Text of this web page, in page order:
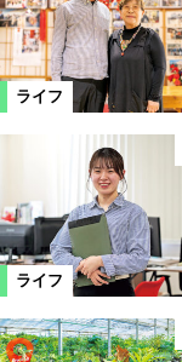
ライフ
ライフ